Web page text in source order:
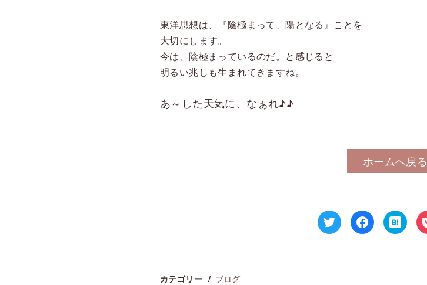
東洋思想は、『陰極まって、陽となる』ことを
大切にします。
今は、陰極まっているのだ。と感じると
明るい兆しも生まれてきますね。
あ～した天気に、なぁれ♪♪
ホームへ戻る
カテゴリー ブログ